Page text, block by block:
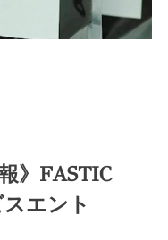
》FASTIC
エント